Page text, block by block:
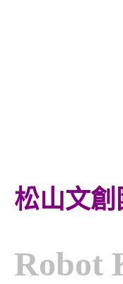
松山文創
Robot